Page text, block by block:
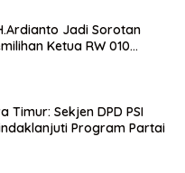
Jadi Sorotan
Ketua RW 010
Timur: Sekjen DPD PSI
Program Partai